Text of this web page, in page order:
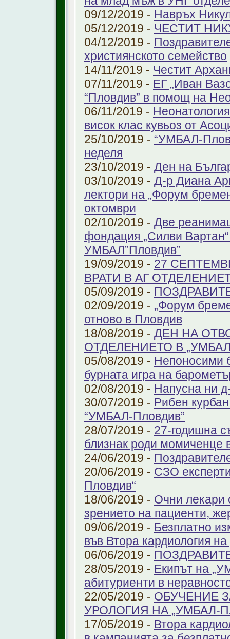
09/12/2019 - Навръх
05/12/2019 - ЧЕСТИТ
04/12/2019 -
християнското семейство
14/11/2019 - Честит
07/11/2019 - ЕГ „Иван
“Пловдив” в помощ на
06/11/2019 -
висок клас кувьоз от
25/10/2019 - “УМБАЛ-
неделя
23/10/2019 - Ден на
03/10/2019 - Д-р Диана
лектори на „Форум
октомври
02/10/2019 - Две
фондация „Силви
УМБАЛ”Пловдив”
19/09/2019 - 27
ВРАТИ В АГ
05/09/2019 -
02/09/2019 - „Форум
отново в Пловдив
18/08/2019 - ДЕН НА
ОТДЕЛЕНИЕТО В
05/08/2019 - Непоносими
бурната игра на
02/08/2019 - Напусна ни
30/07/2019 - Рибен
“УМБАЛ-Пловдив”
28/07/2019 - 27-годишна
близнак роди момиченце
24/06/2019 -
20/06/2019 - СЗО
Пловдив“
18/06/2019 - Очни лекари
зрението на пациенти,
09/06/2019 - Безплатно
във Втора кардиология
06/06/2019 -
28/05/2019 - Екипът на
абитуриенти в
22/05/2019 - ОБУЧЕНИЕ
УРОЛОГИЯ НА „УМБАЛ-
17/05/2019 - Втора